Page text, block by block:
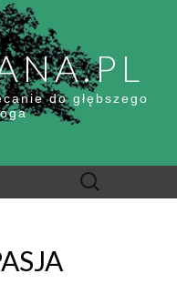
do głębszego
Szukaj: